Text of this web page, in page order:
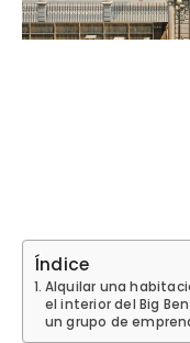
Índice
Alquilar una
el interior del Big
un grupo de